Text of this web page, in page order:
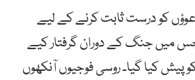
کو درست ثابت کرنے کے لیے
میں جنگ کے دوران گرفتار کیے
کو پیش کیا گیا۔ روسی فوجیوں آنکھوں